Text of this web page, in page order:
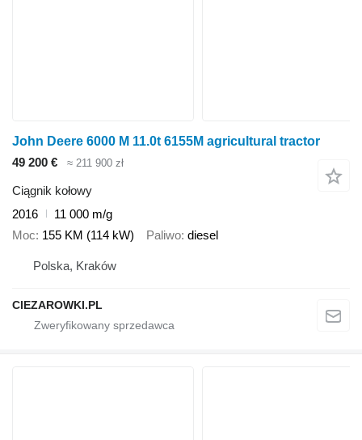
John Deere 6000 M 11.0t 6155M agricultural tractor
49 200 €
≈ 211 900 zł
Ciągnik kołowy
2016
11 000 m/g
Moc 155 KM (114 kW) Paliwo diesel
Polska, Kraków
CIEZAROWKI.PL